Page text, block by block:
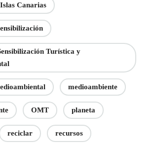
Islas Canarias
Turística y
medioambiente
OMT planeta
reciclar recursos